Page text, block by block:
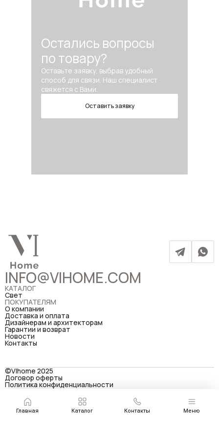
Главная Каталог Контакты Меню
Остались вопросы
по товару?
Оставьте заявку, выбрав удобный
способ для связи. Наш специалист
свяжется с Вами.
Оставить заявку
INFO@VIHOME.COM
КАТАЛОГ
Свет
ПОКУПАТЕЛЯМ
О компании
Доставка и оплата
Дизайнерам и архитекторам
Гарантии и возврат
Новости
Контакты
©VIhome 2025
Договор оферты
Политика конфиденциальности
Условия использования сайта
Разработка сайта